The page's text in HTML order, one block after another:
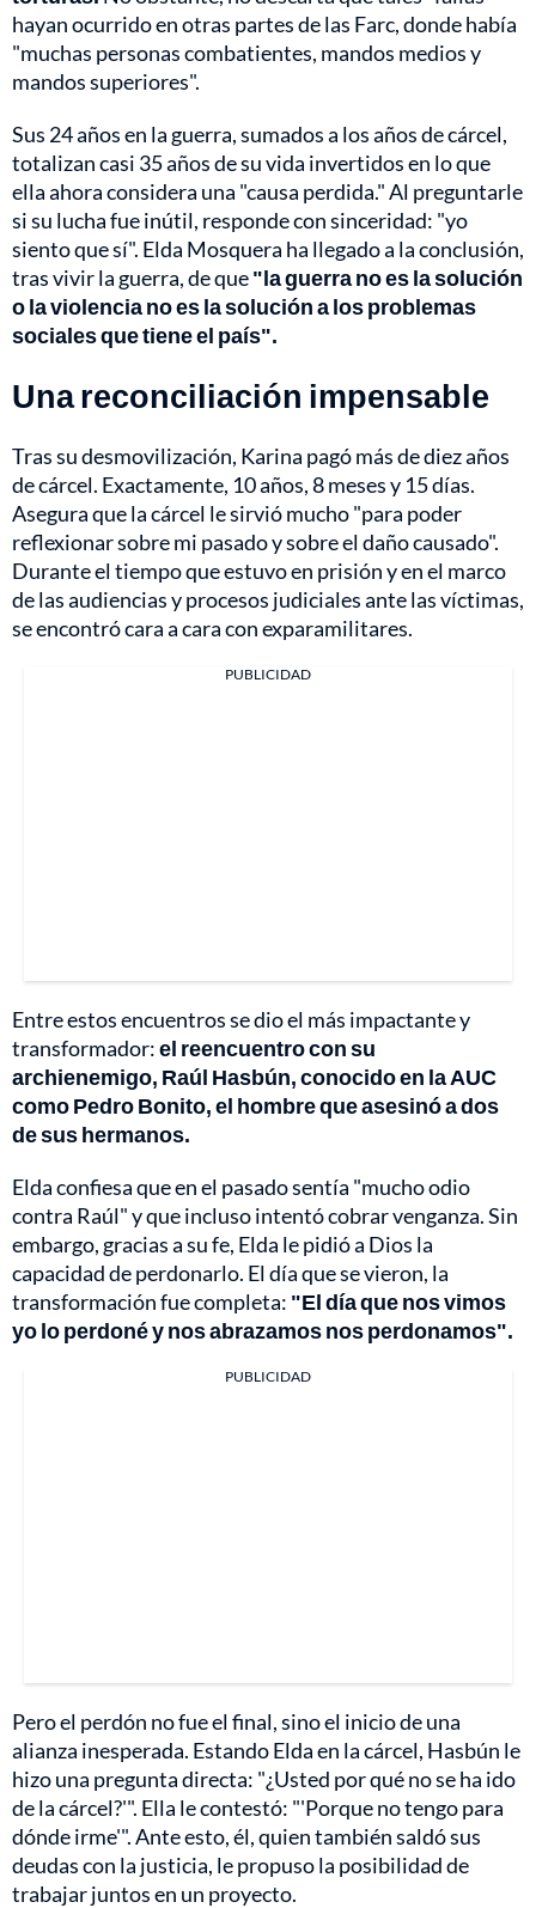
hayan ocurrido en otras partes de las Farc, donde había
"muchas personas combatientes, mandos medios y
mandos superiores".
Sus 24 años en la guerra, sumados a los años de cárcel,
totalizan casi 35 años de su vida invertidos en lo que
ella ahora considera una "causa perdida." Al preguntarle
si su lucha fue inútil, responde con sinceridad: "yo
siento que sí". Elda Mosquera ha llegado a la conclusión,
tras vivir la guerra, de que"la guerra no es la solución
o la violencia no es la solución a los problemas
sociales que tiene el país".
Una reconciliación impensable
Tras su desmovilización, Karina pagó más de diez años
de cárcel. Exactamente, 10 años, 8 meses y 15 días.
Asegura que la cárcel le sirvió mucho "para poder
reflexionar sobre mi pasado y sobre el daño causado".
Durante el tiempo que estuvo en prisión y en el marco
de las audiencias y procesos judiciales ante las víctimas,
se encontró cara a cara con exparamilitares.
PUBLICIDAD
Entre estos encuentros se dio el más impactante y
transformador:el reencuentro con su
archienemigo, Raúl Hasbún, conocido en la AUC
como Pedro Bonito, el hombre que asesinó a dos
de sus hermanos.
Elda confiesa que en el pasado sentía "mucho odio
contra Raúl" y que incluso intentó cobrar venganza. Sin
embargo, gracias a su fe, Elda le pidió a Dios la
capacidad de perdonarlo. El día que se vieron, la
transformación fue completa: "El día que nos vimos
yo lo perdoné y nos abrazamos nos perdonamos".
PUBLICIDAD
Pero el perdón no fue el final, sino el inicio de una
alianza inesperada. Estando Elda en la cárcel, Hasbún le
hizo una pregunta directa: "¿Usted por qué no se ha ido
de la cárcel?'". Ella le contestó: "'Porque no tengo para
dónde irme'". Ante esto, él, quien también saldó sus
deudas con la justicia, le propuso la posibilidad de
trabajar juntos en un proyecto.